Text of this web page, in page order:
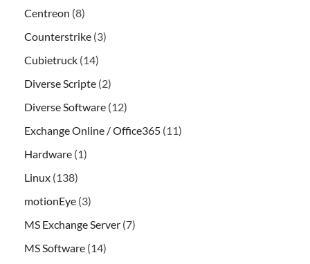
Centreon (8)
Counterstrike (3)
Cubietruck (14)
Diverse Scripte (2)
Diverse Software (12)
Exchange Online / Office365 (11)
Hardware (1)
Linux (138)
motionEye (3)
MS Exchange Server (7)
MS Software (14)